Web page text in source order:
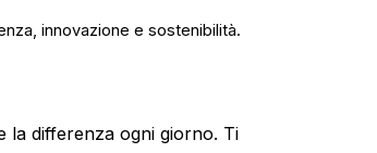
innovazione e sostenibilità.
la differenza ogni giorno. Ti